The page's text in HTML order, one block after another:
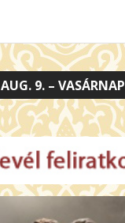
AUG. 9. – VASÁRNAP